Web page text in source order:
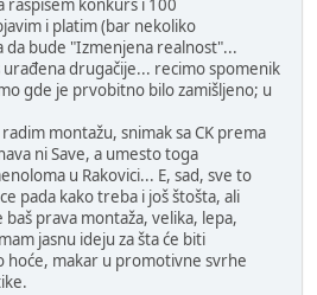
raspišem konkurs i 100
i platim (bar nekoliko
bude "Izmenjena realnost"...
drugačije... recimo spomenik
gde je prvobitno bilo zamišljeno; u
montažu, snimak sa CK prema
ni Save, a umesto toga
u Rakovici... E, sad, sve to
pada kako treba i još štošta, ali
prava montaža, velika, lepa,
jasnu ideju za šta će biti
hoće, makar u promotivne svrhe